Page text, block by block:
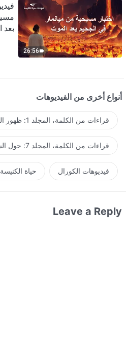
26:56
بعد
أنواع أخرى من الفيديوهات
قراءات من الكلمة، المجلد 1: ظهور الله وعمله
قراءات من الكلمة، المجلد 7: حول السعي إلى الحق
فيديوهات الكورال حياة
Leave a Reply